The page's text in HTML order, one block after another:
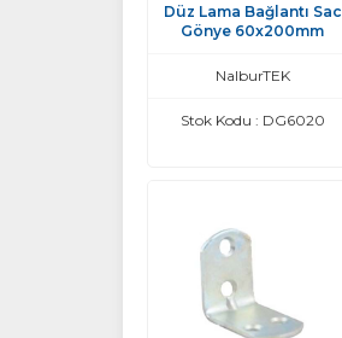
Düz Lama Bağlantı Sac
Gönye 60x200mm
NalburTEK
Stok Kodu : DG6020